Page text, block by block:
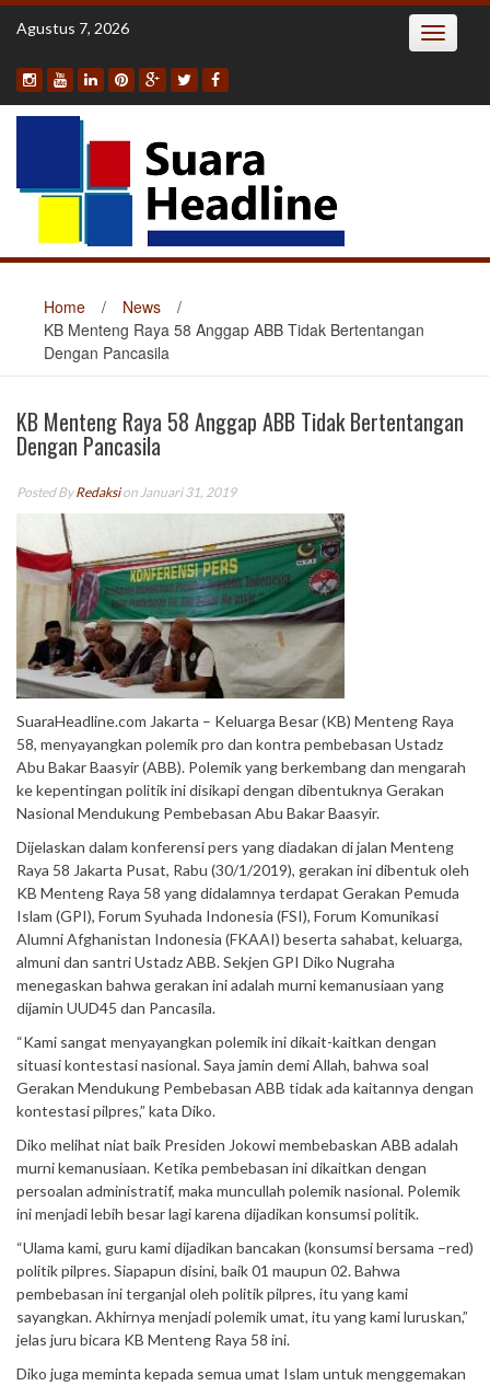
Skip
Agustus 7, 2026 Toggle
Home / News
/
KB Menteng Raya 58 Anggap ABB Tidak Bertentangan
Dengan Pancasila
KB Menteng Raya 58 Anggap ABB Tidak Bertentangan
Dengan Pancasila
Posted ByRedaksion Januari 31, 2019
SuaraHeadline.com Jakarta – Keluarga Besar (KB) Menteng Raya
58, menyayangkan polemik pro dan kontra pembebasan Ustadz
Abu Bakar Baasyir (ABB). Polemik yang berkembang dan mengarah
ke kepentingan politik ini disikapi dengan dibentuknya Gerakan
Nasional Mendukung Pembebasan Abu Bakar Baasyir.
Dijelaskan dalam konferensi pers yang diadakan di jalan Menteng
Raya 58 Jakarta Pusat, Rabu (30/1/2019), gerakan ini dibentuk oleh
KB Menteng Raya 58 yang didalamnya terdapat Gerakan Pemuda
Islam (GPI), Forum Syuhada Indonesia (FSI), Forum Komunikasi
Alumni Afghanistan Indonesia (FKAAI) beserta sahabat, keluarga,
almuni dan santri Ustadz ABB. Sekjen GPI Diko Nugraha
menegaskan bahwa gerakan ini adalah murni kemanusiaan yang
dijamin UUD45 dan Pancasila.
“Kami sangat menyayangkan polemik ini dikait-kaitkan dengan
situasi kontestasi nasional. Saya jamin demi Allah, bahwa soal
Gerakan Mendukung Pembebasan ABB tidak ada kaitannya dengan
kontestasi pilpres,” kata Diko.
Diko melihat niat baik Presiden Jokowi membebaskan ABB adalah
murni kemanusiaan. Ketika pembebasan ini dikaitkan dengan
persoalan administratif, maka muncullah polemik nasional. Polemik
ini menjadi lebih besar lagi karena dijadikan konsumsi politik.
“Ulama kami, guru kami dijadikan bancakan (konsumsi bersama –red)
politik pilpres. Siapapun disini, baik 01 maupun 02. Bahwa
pembebasan ini terganjal oleh politik pilpres, itu yang kami
sayangkan. Akhirnya menjadi polemik umat, itu yang kami luruskan,”
jelas juru bicara KB Menteng Raya 58 ini.
Diko juga meminta kepada semua umat Islam untuk menggemakan